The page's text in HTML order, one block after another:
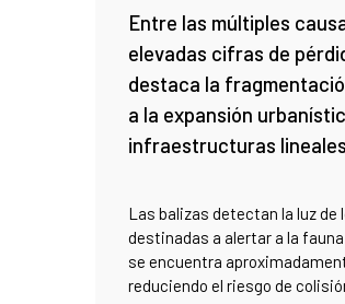
Entre las múltiples
elevadas cifras de
destaca la
a la expansión
infraestructuras lineales
Las balizas detectan la luz
destinadas a alertar a la
se encuentra
reduciendo el riesgo de